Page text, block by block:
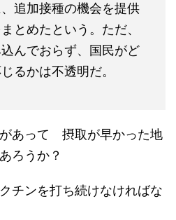
追加接種の機会を提供
とめたという。ただ、
んでおらず、国民がど
るかは不透明だ。
あって 摂取が早かった地
ろうか？
チンを打ち続けなければな